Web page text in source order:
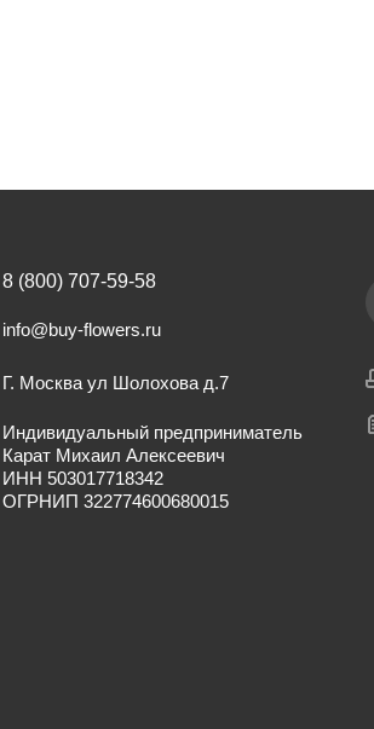
8 (800) 707-59-58
info@buy-flowers.ru
Г. Москва ул Шолохова д.7
Индивидуальный предприниматель
Карат Михаил Алексеевич
ИНН 503017718342
ОГРНИП 322774600680015